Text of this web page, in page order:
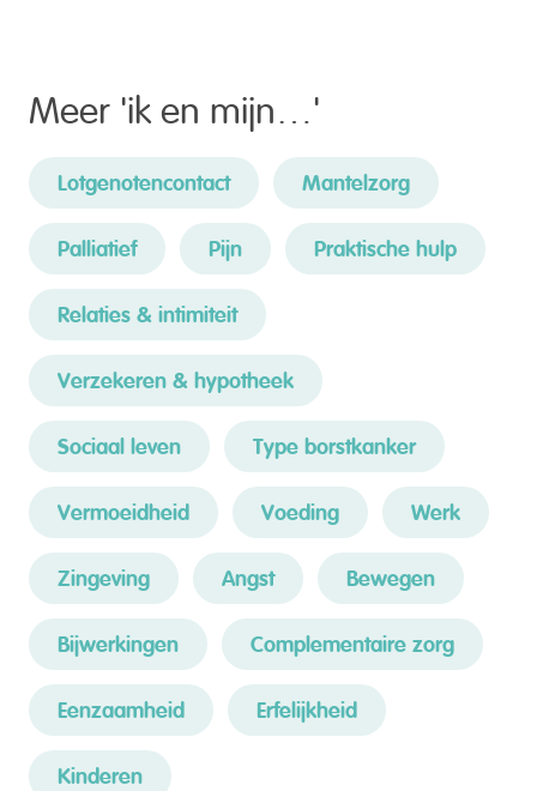
Meer 'ik en mijn… '
Lotgenoten­contact Mantelzorg
Palliatief Pijn Praktische hulp
Relaties & intimiteit
Verzekeren & hypotheek
Sociaal leven Type borstkanker
Vermoeidheid Voeding Werk
Zingeving Angst Bewegen
Bijwerkingen Complementaire zorg
Eenzaamheid Erfelijkheid
Kinderen